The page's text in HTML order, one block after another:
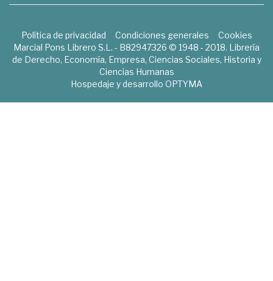
Política de privacidad Condiciones generales
Cookies
Marcial Pons Librero S.L. - B82947326 © 1948 - 2018. Librería
de Derecho, Economía, Empresa, Ciencias Sociales, Historia y
Ciencias Humanas
Hospedaje y desarrollo OPTYMA